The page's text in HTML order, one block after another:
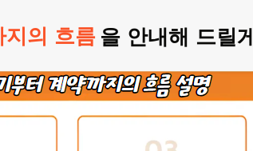
지의 흐름 을 안내해 드릴